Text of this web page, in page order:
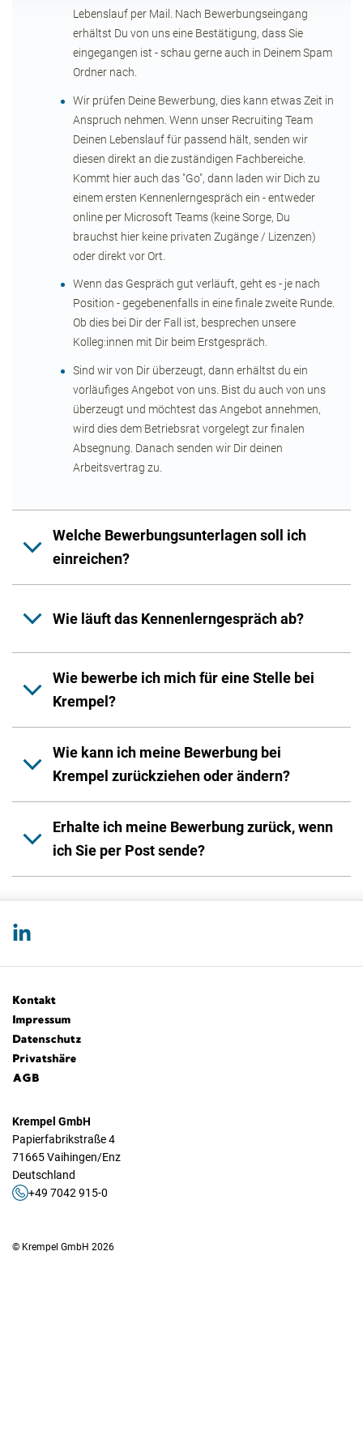
Papier von höchster Qualität geschöpft.
Lebenslauf per Mail. Nach Bewerbungseingang
erhältst Du von uns eine Bestätigung, dass Sie
eingegangen ist - schau gerne auch in Deinem Spam
Ordner nach.
Wir prüfen Deine Bewerbung, dies kann etwas Zeit in
Anspruch nehmen. Wenn unser Recruiting Team
Deinen Lebenslauf für passend hält, senden wir
diesen direkt an die zuständigen Fachbereiche.
Kommt hier auch das "Go", dann laden wir Dich zu
einem ersten Kennenlerngespräch ein - entweder
online per Microsoft Teams (keine Sorge, Du
brauchst hier keine privaten Zugänge / Lizenzen)
oder direkt vor Ort.
Wenn das Gespräch gut verläuft, geht es - je nach
Position - gegebenenfalls in eine finale zweite Runde.
Ob dies bei Dir der Fall ist, besprechen unsere
Kolleg:innen mit Dir beim Erstgespräch.
Sind wir von Dir überzeugt, dann erhältst du ein
vorläufiges Angebot von uns. Bist du auch von uns
überzeugt und möchtest das Angebot annehmen,
wird dies dem Betriebsrat vorgelegt zur finalen
Absegnung. Danach senden wir Dir deinen
Arbeitsvertrag zu.
Welche Bewerbungsunterlagen soll ich
einreichen?
Wie läuft das Kennenlerngespräch ab?
Wie bewerbe ich mich für eine Stelle bei
Krempel?
Wie kann ich meine Bewerbung bei
Krempel zurückziehen oder ändern?
Erhalte ich meine Bewerbung zurück, wenn
ich Sie per Post sende?
Kontakt
Impressum
Datenschutz
Privatshäre
AGB
Krempel GmbH
Papierfabrikstraße 4
71665 Vaihingen/Enz
Deutschland
+49 7042 915-0
© Krempel GmbH 2026